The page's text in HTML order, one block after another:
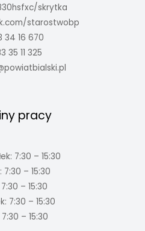
skrytka
starostwobp
34 16 670
35 11 325
pracy
7:30 – 15:30
– 15:30
– 15:30
7:30 – 15:30
– 15:30